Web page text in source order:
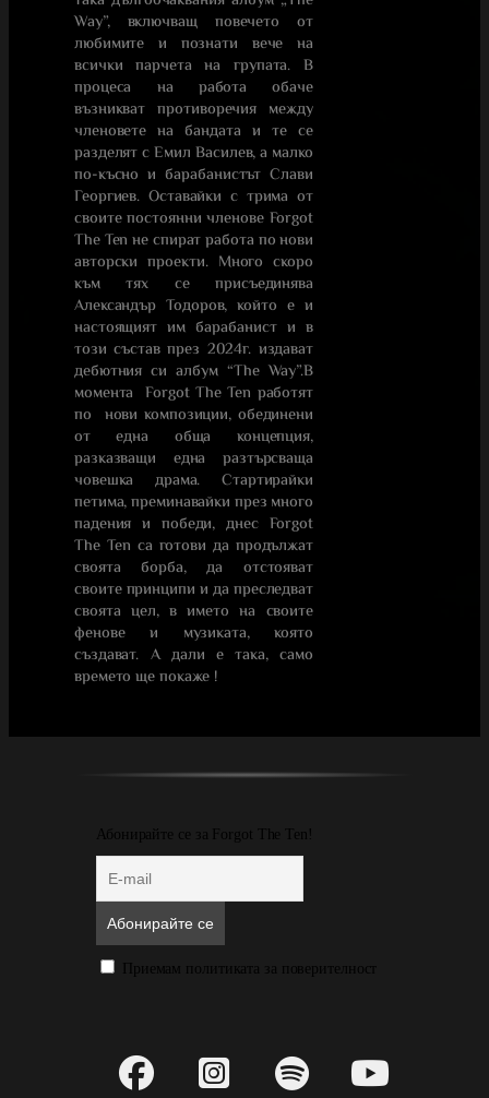
Way”, включващ повечето от
любимите и познати вече на
всички парчета на групата. В
процеса на работа обаче
възникват противоречия между
членовете на бандата и те се
разделят с Емил Василев, а малко
по-късно и барабанистът Слави
Георгиев. Оставайки с трима от
своите постоянни членове Forgot
The Ten не спират работа по нови
авторски проекти. Много скоро
към тях се присъединява
Александър Тодоров, който е и
настоящият им барабанист и в
този състав през 2024г. издават
дебютния си албум “The Way”.В
момента Forgot The Ten работят
по нови композиции, обединени
от една обща концепция,
разказващи една разтърсваща
човешка драма. Стартирайки
петима, преминавайки през много
падения и победи, днес Forgot
The Ten са готови да продължат
своята борба, да отстояват
своите принципи и да преследват
своята цел, в името на своите
фенове и музиката, която
създават. А дали е така, само
времето ще покаже !
Абонирайте се за Forgot The Ten!
Приемам политиката за поверителност